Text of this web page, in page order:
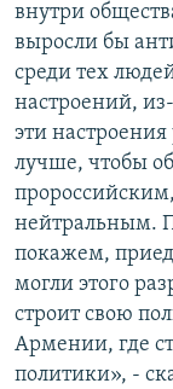
внутри
выросли бы
среди тех
настроений,
эти
лучше, чтобы
нейтральным.
покажем,
могли этого
строит свою
Армении, где
политики», -